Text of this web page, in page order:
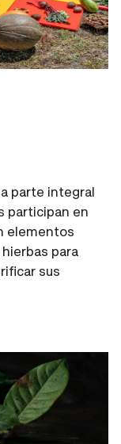
parte integral
participan en
elementos
para
sus